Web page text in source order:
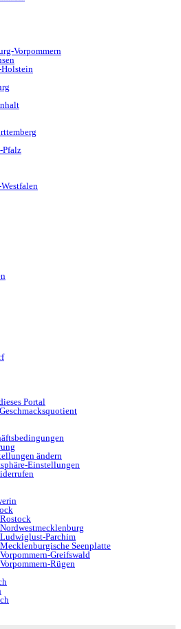
Vorpommern
Pfalz
Portal
ändern
Einstellungen
Parchim
Seenplatte
Greifswald
Rügen